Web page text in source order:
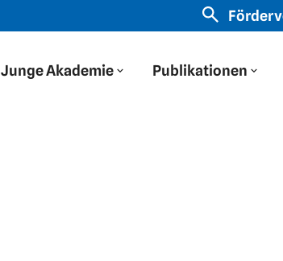
Neue Folge: „Wir haben auf Osteuropa
Junge Akademie Publikationen